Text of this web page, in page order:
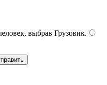
выбрав Грузовик.